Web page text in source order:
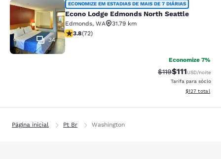
Econo Lodge Edmonds North
34
ECONOMIZE EM ESTADIAS DE MAIS DE 7 DIÁRIAS
Econo Lodge Edmonds North Seattle
Edmonds, WA
31.79 km
classificação 3.82 estrelas. Bom. 72 avaliações
3.8(72)
Economize 7%
Tarifa anterior
$119Tarifa com
$111USD/noite
Tarifa para sócio
Exibir
$127 total
Página inicial Pt Br Washington